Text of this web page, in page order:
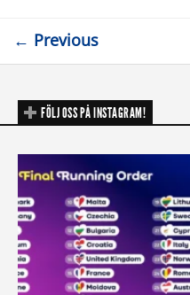
← Previous
FÖLJ OSS PÅ INSTAGRAM!